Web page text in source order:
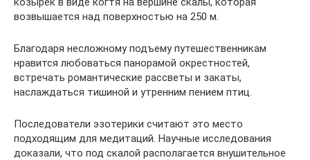
возвышается над поверхностью на 250 м.
Благодаря несложному подъему путешественникам
нравится любоваться панорамой окрестностей,
встречать романтические рассветы и закаты,
наслаждаться тишиной и утренним пением птиц.
Последователи эзотерики считают это место
подходящим для медитаций. Научные исследования
доказали, что под скалой располагается внушительное